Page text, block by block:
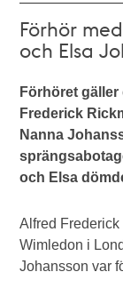
Förhör
och Elsa
Förhöret
Frederick
Nanna
och Elsa
Alfred
Wimledon i
Johansson var